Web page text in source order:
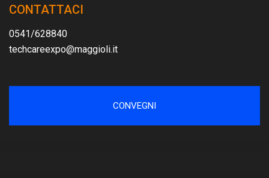
CONTATTACI
0541/628840
techcareexpo@maggioli.it
CONVEGNI